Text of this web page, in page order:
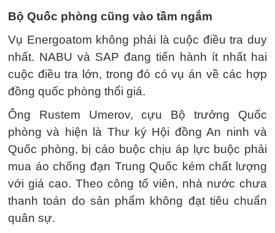
Bộ Quốc phòng cũng vào tầm ngắm
Vụ Energoatom không phải là cuộc điều tra duy
nhất. NABU và SAP đang tiến hành ít nhất hai
cuộc điều tra lớn, trong đó có vụ án về các hợp
đồng quốc phòng thổi giá.
Ông Rustem Umerov, cựu Bộ trưởng Quốc
phòng và hiện là Thư ký Hội đồng An ninh và
Quốc phòng, bị cáo buộc chịu áp lực buộc phải
mua áo chống đạn Trung Quốc kém chất lượng
với giá cao. Theo công tố viên, nhà nước chưa
thanh toán do sản phẩm không đạt tiêu chuẩn
quân sự.